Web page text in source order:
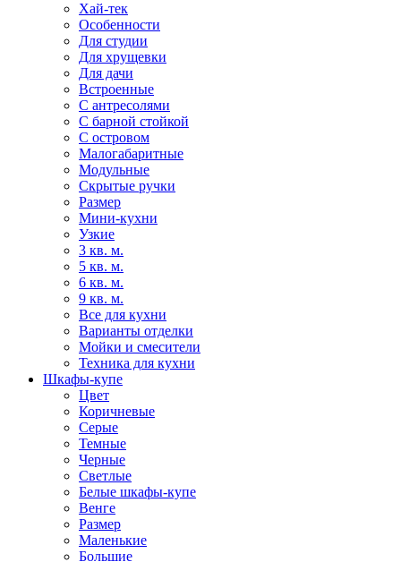
Хай-тек
Особенности
Для студии
Для хрущевки
Для дачи
Встроенные
С антресолями
С барной стойкой
С островом
Малогабаритные
Модульные
Скрытые ручки
Размер
Мини-кухни
Узкие
3 кв. м.
5 кв. м.
6 кв. м.
9 кв. м.
Все для кухни
Варианты отделки
Мойки и смесители
Техника для кухни
Шкафы-купе
Цвет
Коричневые
Серые
Темные
Черные
Светлые
Белые шкафы-купе
Венге
Размер
Маленькие
Большие